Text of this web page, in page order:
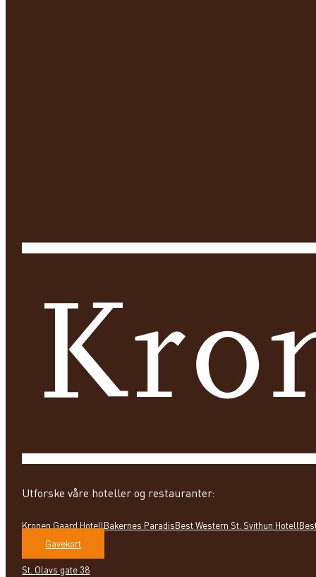
Utforske våre hoteller og restauranter:
Kronen Gaard HotellBakernes ParadisBest Western St. Svithun Hotell
Gavekort
St. Olavs gate 38